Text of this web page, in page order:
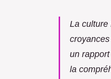
La culture
un
la